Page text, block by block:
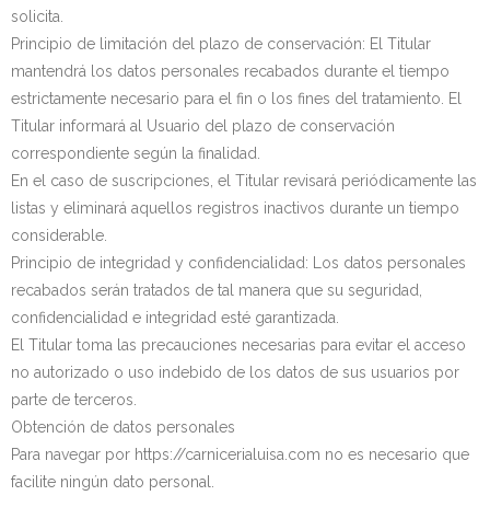
solicita.
Principio de limitación del plazo de conservación: El Titular
mantendrá los datos personales recabados durante el tiempo
estrictamente necesario para el fin o los fines del tratamiento. El
Titular informará al Usuario del plazo de conservación
correspondiente según la finalidad.
En el caso de suscripciones, el Titular revisará periódicamente las
listas y eliminará aquellos registros inactivos durante un tiempo
considerable.
Principio de integridad y confidencialidad: Los datos personales
recabados serán tratados de tal manera que su seguridad,
confidencialidad e integridad esté garantizada.
El Titular toma las precauciones necesarias para evitar el acceso
no autorizado o uso indebido de los datos de sus usuarios por
parte de terceros.
Obtención de datos personales
Para navegar por https://carnicerialuisa.com no es necesario que
facilite ningún dato personal.